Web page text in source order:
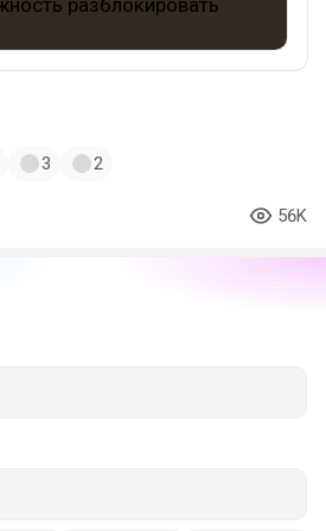
3 2
56K